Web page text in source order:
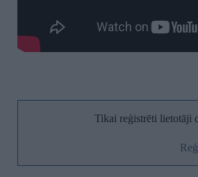
Tikai reģistrēti lietotāji